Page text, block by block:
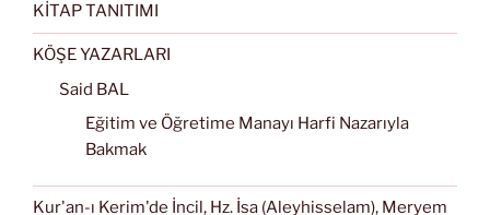
KİTAP TANITIMI
KÖŞE YAZARLARI
Said BAL
Eğitim ve Öğretime Manayı Harfi Nazarıyla
Bakmak
Kur'an-ı Kerim'de İncil, Hz. İsa (Aleyhisselam), Meryem